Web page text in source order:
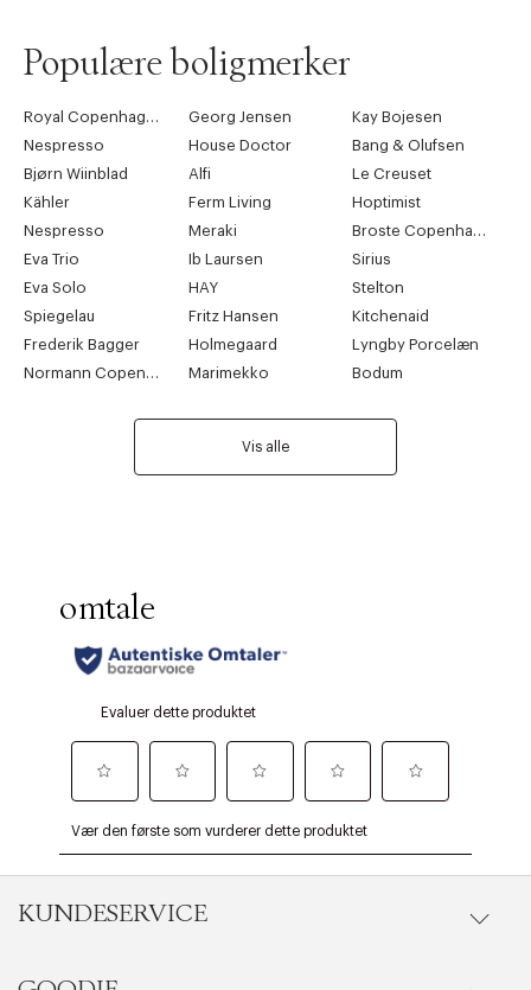
Populære boligmerker
Royal Copenhagen Georg Jensen
Kay Bojesen
Nespresso
House Doctor
Bang & Olufsen
Bjørn Wiinblad
Alfi
Le Creuset
Kähler
Ferm Living
Hoptimist
Nespresso
Meraki
Broste Copenhagen
Eva Trio
Ib Laursen
Sirius
Eva Solo
HAY
Stelton
Spiegelau
Fritz Hansen
Kitchenaid
Frederik Bagger
Holmegaard
Lyngby Porcelæn
Normann Copenhagen
Marimekko Bodum
Vis alle
KUNDESERVICE